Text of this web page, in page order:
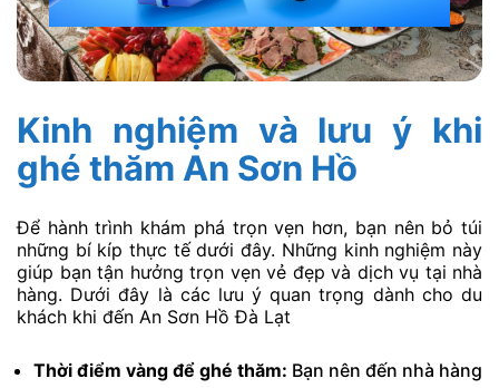
Kinh nghiệm và lưu ý khi
ghé thăm An Sơn Hồ
Để hành trình khám phá trọn vẹn hơn, bạn nên bỏ túi
những bí kíp thực tế dưới đây. Những kinh nghiệm này
giúp bạn tận hưởng trọn vẹn vẻ đẹp và dịch vụ tại nhà
hàng. Dưới đây là các lưu ý quan trọng dành cho du
khách khi đến An Sơn Hồ Đà Lạt
Thời điểm vàng để ghé thăm: Bạn nên đến nhà hàng